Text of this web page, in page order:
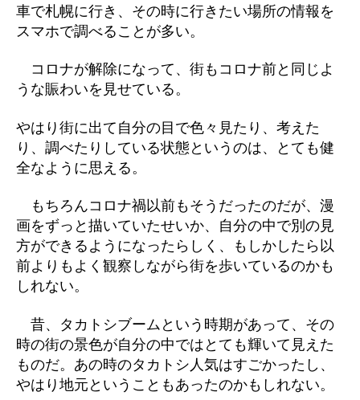
車で札幌に行き、その時に行きたい場所の情報を
スマホで調べることが多い。
コロナが解除になって、街もコロナ前と同じよ
うな賑わいを見せている。
やはり街に出て自分の目で色々見たり、考えた
り、調べたりしている状態というのは、とても健
全なように思える。
もちろんコロナ禍以前もそうだったのだが、漫
画をずっと描いていたせいか、自分の中で別の見
方ができるようになったらしく、もしかしたら以
前よりもよく観察しながら街を歩いているのかも
しれない。
昔、タカトシブームという時期があって、その
時の街の景色が自分の中ではとても輝いて見えた
ものだ。あの時のタカトシ人気はすごかったし、
やはり地元ということもあったのかもしれない。